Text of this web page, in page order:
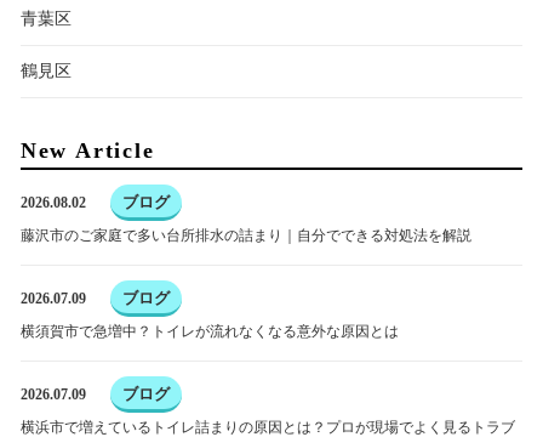
青葉区
鶴見区
New Article
2026.08.02 ブログ
藤沢市のご家庭で多い台所排水の詰まり｜自分でできる対処法を解説
2026.07.09 ブログ
横須賀市で急増中？トイレが流れなくなる意外な原因とは
2026.07.09 ブログ
横浜市で増えているトイレ詰まりの原因とは？プロが現場でよく見るトラブ